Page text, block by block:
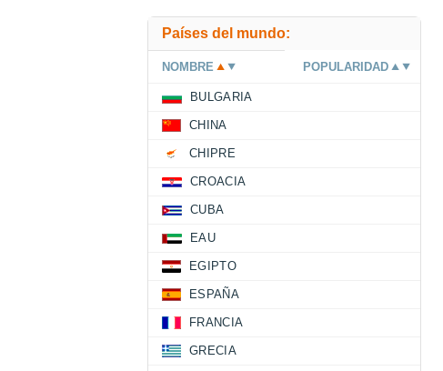
Países del mundo:
NOMBRE POPULARIDAD
BULGARIA
CHINA
CHIPRE
CROACIA
CUBA
EAU
EGIPTO
ESPAÑA
FRANCIA
GRECIA